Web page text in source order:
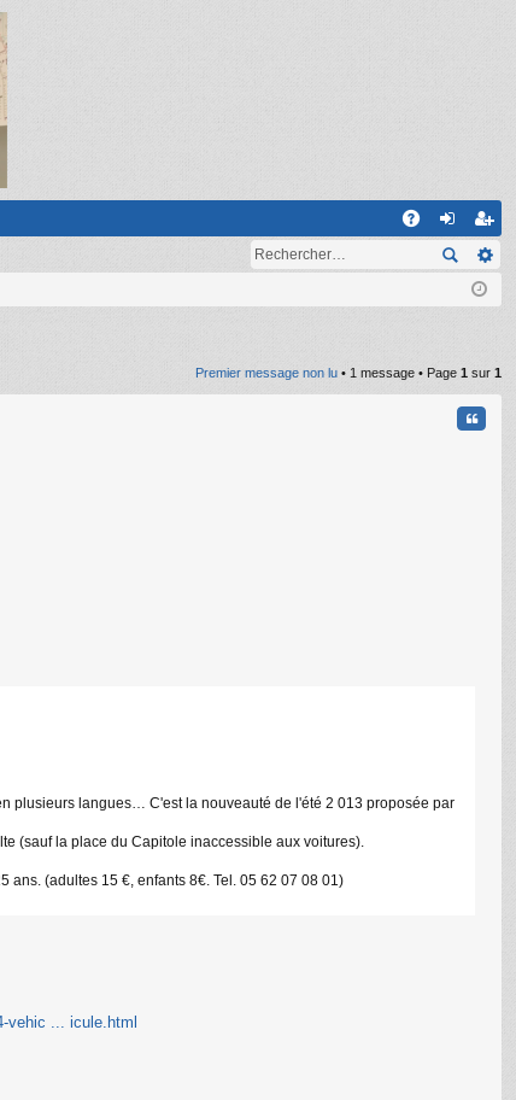
on ns
cri
Premier message non lu • 1 message • Page 1 sur 1
plusieurs langues… C'est la nouveauté de l'été 2 013 proposée par
(sauf la place du Capitole inaccessible aux voitures).
ans. (adultes 15 €, enfants 8€. Tel. 05 62 07 08 01)
vehic ... icule.html